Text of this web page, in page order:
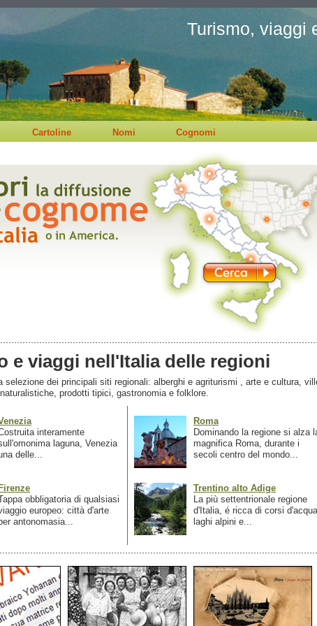
Turismo, viaggi
Cartoline Nomi Cognomi
e viaggi nell'Italia delle regioni
selezione dei principali siti regionali: alberghi e agriturismi , arte e cultura,
prodotti tipici, gastronomia e folklore.
interamente
laguna, Venezia
delle...
Firenze
obbligatoria di qualsiasi
europeo: città d'arte
antonomasia...
Roma
Dominando la regione si alza
magnifica Roma, durante i
secoli centro del mondo...
Trentino alto Adige
La più settentrionale regione
d'Italia, é ricca di corsi
laghi alpini e...